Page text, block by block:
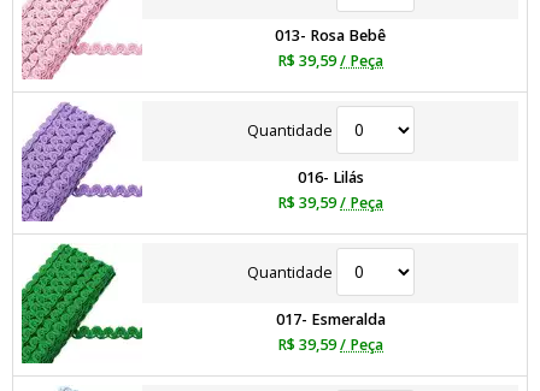
013- Rosa Bebê
R$ 39,59/ Peça
Quantidade
016- Lilás
R$ 39,59/ Peça
Quantidade
017- Esmeralda
R$ 39,59/ Peça